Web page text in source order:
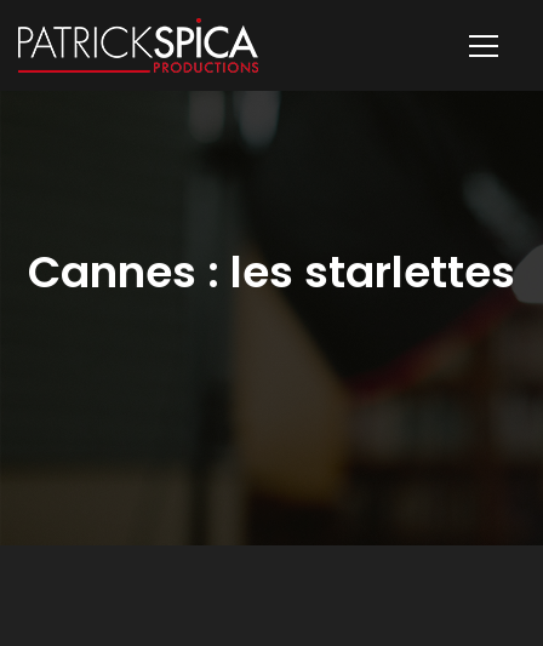
Cannes : les starlettes